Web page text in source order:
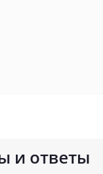
и ответы